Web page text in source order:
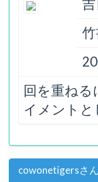
回を重ねる
イメント
cowonetigersさ